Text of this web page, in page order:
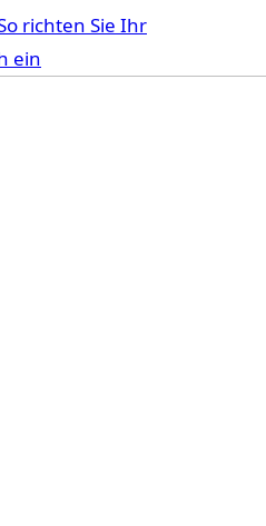
richten Sie Ihr
ein